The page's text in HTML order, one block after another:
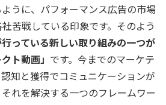
うに、パフォーマンス広告の市場
苦戦している印象です。そのよう
っている新しい取り組みの一つが
ト動画」 です。今までのマーケテ
知と獲得でコミュニケーションが
れを解決する一つのフレームワー